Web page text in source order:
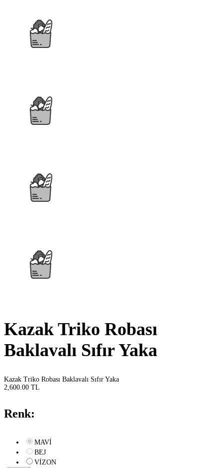
Kazak Triko Robası
Baklavalı Sıfır Yaka
Kazak Triko Robası Baklavalı Sıfır Yaka
2,600.00 TL
Renk:
MAVİ
BEJ
VİZON